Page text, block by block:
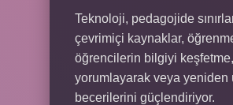
Teknoloji, pedagojide
çevrimiçi kaynaklar,
öğrencilerin bilgiyi
yorumlayarak veya yeniden
becerilerini güçlendiriyor.